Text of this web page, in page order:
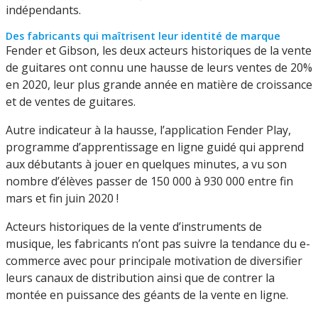
indépendants.
Des fabricants qui maîtrisent leur identité de marque
Fender et Gibson, les deux acteurs historiques de la vente
de guitares ont connu une hausse de leurs ventes de 20%
en 2020, leur plus grande année en matière de croissance
et de ventes de guitares.
Autre indicateur à la hausse, l’application Fender Play,
programme d’apprentissage en ligne guidé qui apprend
aux débutants à jouer en quelques minutes, a vu son
nombre d’élèves passer de 150 000 à 930 000 entre fin
mars et fin juin 2020 !
Acteurs historiques de la vente d’instruments de
musique, les fabricants n’ont pas suivre la tendance du e-
commerce avec pour principale motivation de diversifier
leurs canaux de distribution ainsi que de contrer la
montée en puissance des géants de la vente en ligne.